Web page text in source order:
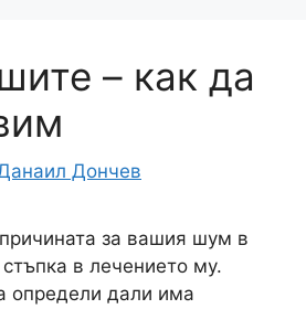
– как да
Дончев
за вашия шум в
в лечението му.
определи дали има